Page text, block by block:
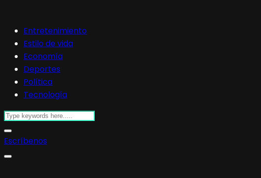
Entretenimiento
Estilo de vida
Economía
Deportes
Política
Tecnología
Escríbenos